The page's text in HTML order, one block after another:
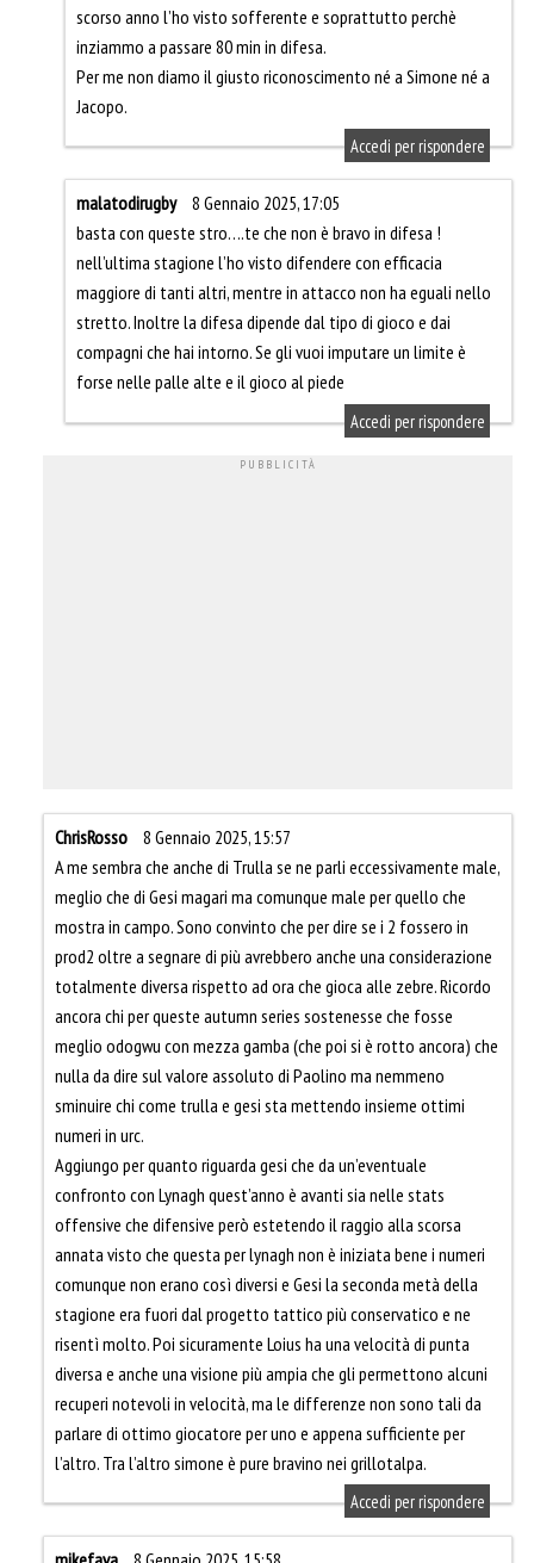
scorso anno l’ho visto sofferente e soprattutto perchè
inziammo a passare 80 min in difesa.
Per me non diamo il giusto riconoscimento né a Simone né a
Jacopo.
Accedi per rispondere
malatodirugby
8 Gennaio 2025, 17:05
basta con queste stro….te che non è bravo in difesa !
nell’ultima stagione l’ho visto difendere con efficacia
maggiore di tanti altri, mentre in attacco non ha eguali nello
stretto. Inoltre la difesa dipende dal tipo di gioco e dai
compagni che hai intorno. Se gli vuoi imputare un limite è
forse nelle palle alte e il gioco al piede
Accedi per rispondere
ChrisRosso
8 Gennaio 2025, 15:57
A me sembra che anche di Trulla se ne parli eccessivamente male,
meglio che di Gesi magari ma comunque male per quello che
mostra in campo. Sono convinto che per dire se i 2 fossero in
prod2 oltre a segnare di più avrebbero anche una considerazione
totalmente diversa rispetto ad ora che gioca alle zebre. Ricordo
ancora chi per queste autumn series sostenesse che fosse
meglio odogwu con mezza gamba (che poi si è rotto ancora) che
nulla da dire sul valore assoluto di Paolino ma nemmeno
sminuire chi come trulla e gesi sta mettendo insieme ottimi
numeri in urc.
Aggiungo per quanto riguarda gesi che da un’eventuale
confronto con Lynagh quest’anno è avanti sia nelle stats
offensive che difensive però estetendo il raggio alla scorsa
annata visto che questa per lynagh non è iniziata bene i numeri
comunque non erano così diversi e Gesi la seconda metà della
stagione era fuori dal progetto tattico più conservatico e ne
risentì molto. Poi sicuramente Loius ha una velocità di punta
diversa e anche una visione più ampia che gli permettono alcuni
recuperi notevoli in velocità, ma le differenze non sono tali da
parlare di ottimo giocatore per uno e appena sufficiente per
l’altro. Tra l’altro simone è pure bravino nei grillotalpa.
Accedi per rispondere